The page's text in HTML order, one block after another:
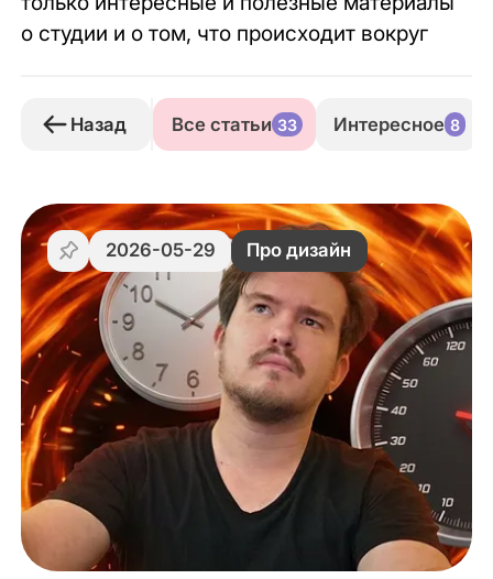
о студии и о том, что происходит вокруг
Назад Все статьи 33 Интересное 8
2026-05-29 Про дизайн